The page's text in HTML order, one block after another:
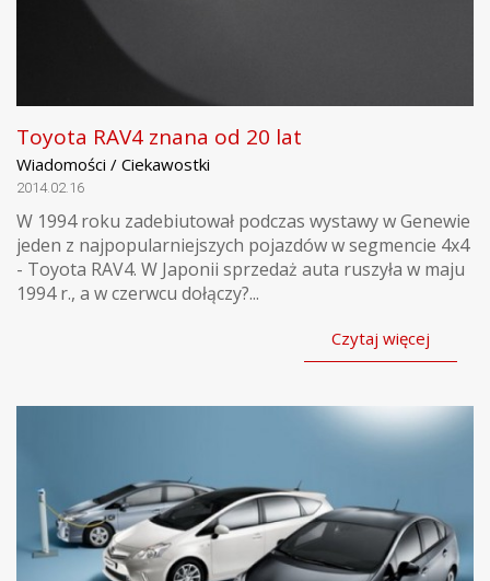
Toyota RAV4 znana od 20 lat
Wiadomości / Ciekawostki
2014.02.16
W 1994 roku zadebiutował podczas wystawy w Genewie
jeden z najpopularniejszych pojazdów w segmencie 4x4
- Toyota RAV4. W Japonii sprzedaż auta ruszyła w maju
1994 r., a w czerwcu dołączy?...
Czytaj więcej